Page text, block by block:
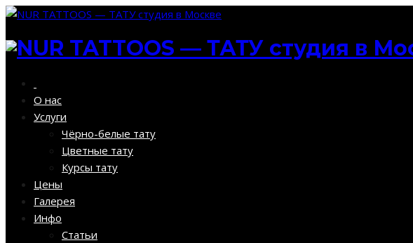
О нас
Услуги
Чёрно-белые тату
Цветные тату
Курсы тату
Цены
Галерея
Инфо
Статьи